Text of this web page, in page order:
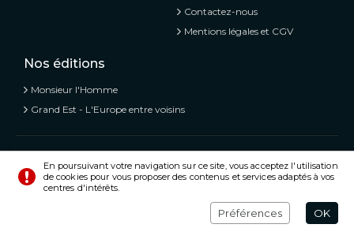
Contactez-nous
Mentions légales et CGV
Nos éditions
Monsieur l'Homme
Grand Est - L'Europe entre voisins
Voisins - Nachbarn, L’information libre et mitoyenne
© Tous droits réservés 2020 - 2026
En poursuivant votre navigation sur ce site, vous acceptez l'utilisation
de cookies pour vous proposer des contenus et services adaptés à vos
centres d'intérêts.
Préférences OK